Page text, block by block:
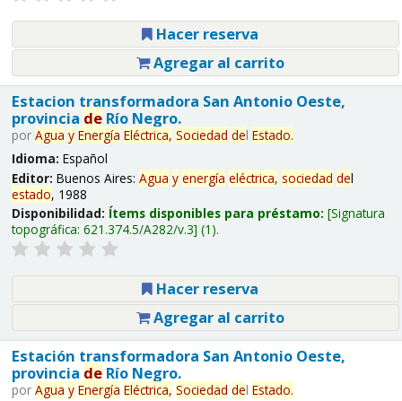
Hacer reserva
Agregar al carrito
Estacion transformadora San Antonio Oeste,
provincia deRío Negro.
por Agua y Energía Eléctrica, Sociedad del Estado.
Idioma: Español
Editor: Buenos Aires: Agua y energía eléctrica, sociedad del
estado, 1988
Disponibilidad: Ítems disponibles para préstamo: Signatura
topográfica: 621.374.5/A282/v.3 (1).
Hacer reserva
Agregar al carrito
Estación transformadora San Antonio Oeste,
provincia deRío Negro.
por Agua y Energía Eléctrica, Sociedad del Estado.